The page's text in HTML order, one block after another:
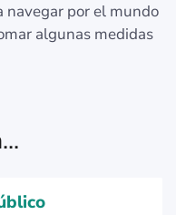
navegar por el mundo
algunas medidas